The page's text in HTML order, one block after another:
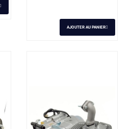
AJOUTER AU PANIER